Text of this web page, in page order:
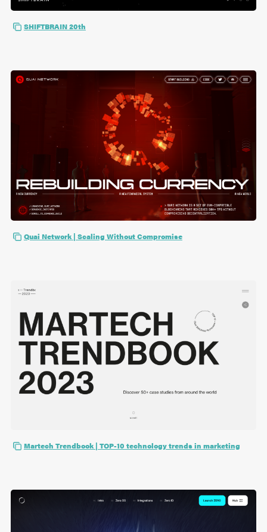
SHIFTBRAIN 20th
Quai Network | Scaling Without Compromise
Martech Trendbook | TOP-10 technology trends in marketing